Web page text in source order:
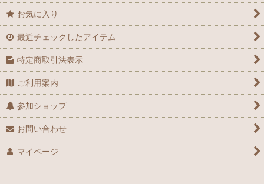
向付
鉢
酒器
膾皿
蓋碗
花器
アウトレット
お気に入り
最近チェックしたアイテム
特定商取引法表示
ご利用案内
参加ショップ
お問い合わせ
マイページ